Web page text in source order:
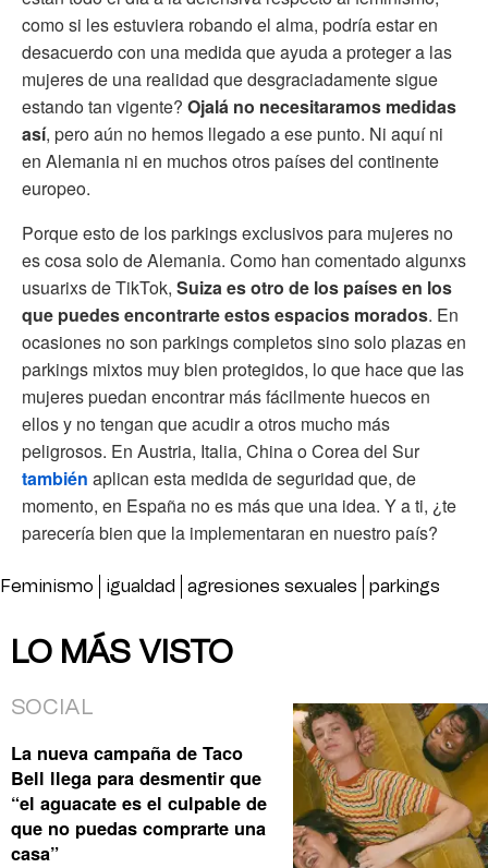
como si les estuviera robando el alma, podría estar en
desacuerdo con una medida que ayuda a proteger a las
mujeres de una realidad que desgraciadamente sigue
estando tan vigente? Ojalá no necesitaramos medidas
así, pero aún no hemos llegado a ese punto. Ni aquí ni
en Alemania ni en muchos otros países del continente
europeo.
Porque esto de los parkings exclusivos para mujeres no
es cosa solo de Alemania. Como han comentado algunxs
usuarixs de TikTok, Suiza es otro de los países en los
que puedes encontrarte estos espacios morados. En
ocasiones no son parkings completos sino solo plazas en
parkings mixtos muy bien protegidos, lo que hace que las
mujeres puedan encontrar más fácilmente huecos en
ellos y no tengan que acudir a otros mucho más
peligrosos. En Austria, Italia, China o Corea del Sur
también aplican esta medida de seguridad que, de
momento, en España no es más que una idea. Y a ti, ¿te
parecería bien que la implementaran en nuestro país?
Feminismo igualdad agresiones sexuales parkings
LO MÁS VISTO
SOCIAL
La nueva campaña de Taco
Bell llega para desmentir que
“el aguacate es el culpable de
que no puedas comprarte una
casa”